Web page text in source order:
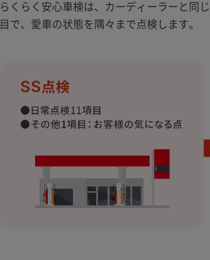
らくらく安心車検は、カーディーラーと同
目で、愛車の状態を隅々まで点検します。